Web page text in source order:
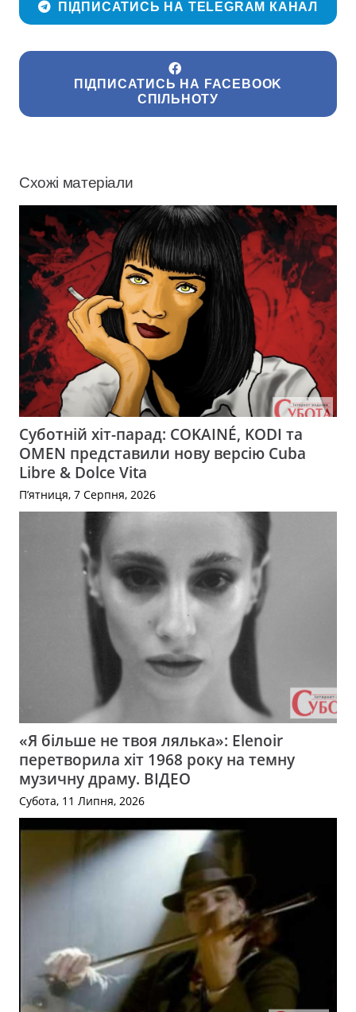
ПІДПИСАТИСЬ НА TELEGRAM КАНАЛ
ПІДПИСАТИСЬ НА FACEBOOK
СПІЛЬНОТУ
Схожі матеріали
Суботній хіт-парад: COKAINÉ, KODI та
OMEN представили нову версію Cuba
Libre & Dolce Vita
П’ятниця, 7 Серпня, 2026
«Я більше не твоя лялька»: Elenoir
перетворила хіт 1968 року на темну
музичну драму. ВІДЕО
Субота, 11 Липня, 2026